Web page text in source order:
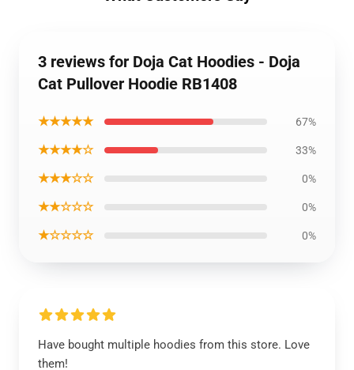
3 reviews for Doja Cat Hoodies - Doja
Cat Pullover Hoodie RB1408
★★★★★ 67%
★★★★☆ 33%
★★★☆☆ 0%
★★☆☆☆ 0%
★☆☆☆☆ 0%
Have bought multiple hoodies from this store. Love
them!